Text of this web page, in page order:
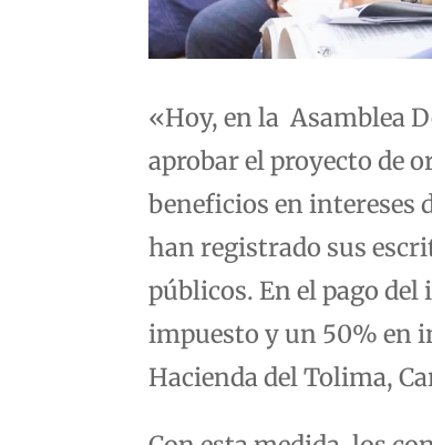
«Hoy, en la Asamblea
aprobar el proyecto de
beneficios en intereses
han registrado sus
públicos. En el pago del
impuesto y un 50% en
Hacienda del Tolima,